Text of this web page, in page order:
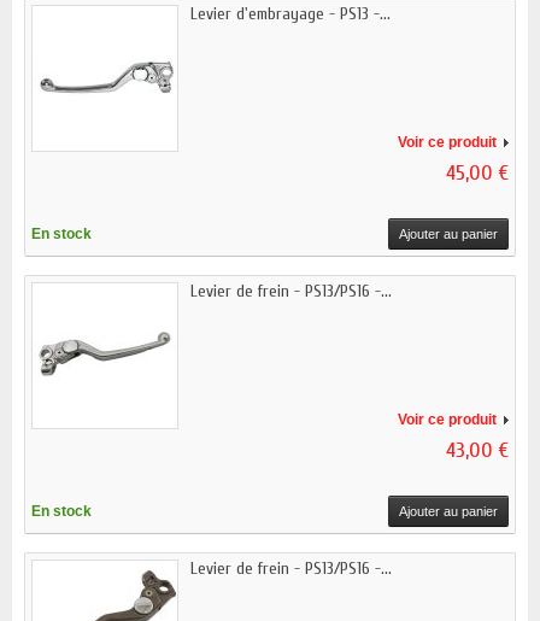
Levier d'embrayage - PS13 -...
Voir ce produit
45,00 €
En stock Ajouter au panier
Levier de frein - PS13/PS16 -...
Voir ce produit
43,00 €
En stock Ajouter au panier
Levier de frein - PS13/PS16 -...